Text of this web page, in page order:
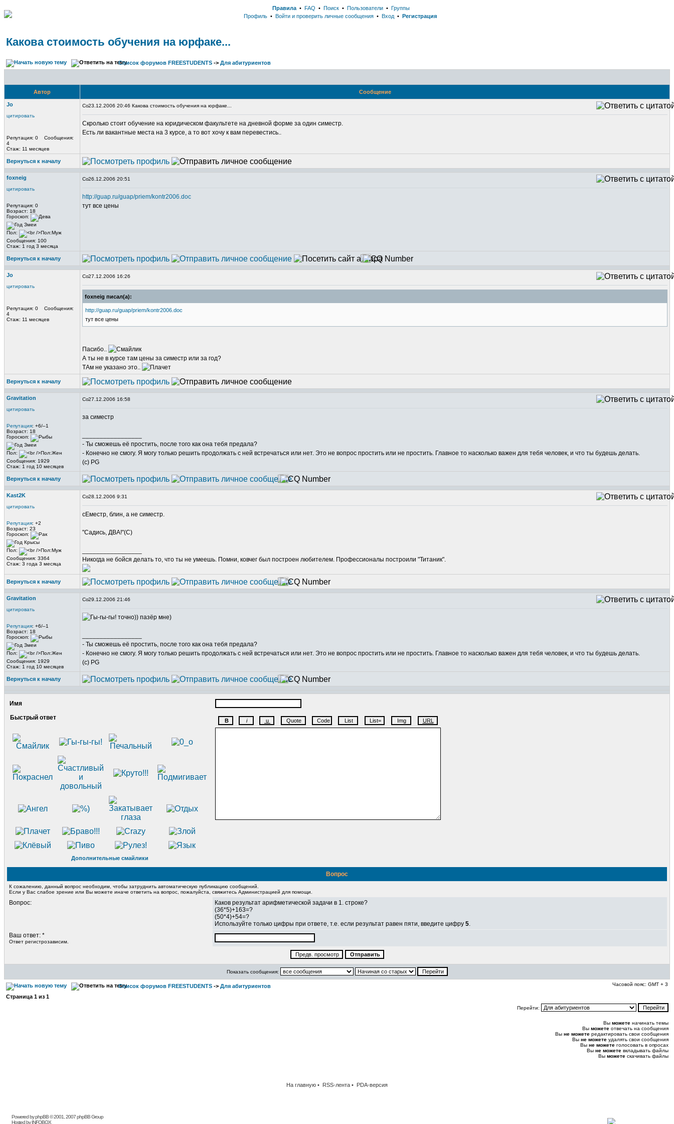
Правила • FAQ • Поиск • Пользователи • Группы
Профиль • Войти и проверить личные сообщения • Вход • Регистрация
Какова стоимость обучения на юрфаке...
Список форумов FREESTUDENTS -> Для абитуриентов
Автор Сообщение
Jo
цитировать
Репутация: 0 Сообщения:
4
Стаж: 11 месяцев
23.12.2006 20:46 Какова стоимость обучения на юрфаке...
Скролько стоит обучение на юридическом факультете на дневной форме за один симестр.
Есть ли вакантные места на 3 курсе, а то вот хочу к вам перевестись..
Вернуться к началу
foxneig
цитировать
Репутация: 0
Возраст: 18
Гороскоп:
Пол:
Сообщения: 100
Стаж: 1 год 3 месяца
26.12.2006 20:51
http://guap.ru/guap/priem/kontr2006.doc
тут все цены
Вернуться к началу
Jo
цитировать
Репутация: 0 Сообщения:
4
Стаж: 11 месяцев
27.12.2006 16:26
foxneig писал(а):
http://guap.ru/guap/priem/kontr2006.doc
тут все цены
Пасибо..
А ты не в курсе там цены за симестр или за год?
ТАм не указано это..
Вернуться к началу
Gravitation
цитировать
Репутация: +6/–1
Возраст: 18
Гороскоп:
Пол:
Сообщения: 1929
Стаж: 1 год 10 месяцев
27.12.2006 16:58
за симестр
- Ты сможешь её простить, после того как она тебя предала?
- Конечно не смогу. Я могу только решить продолжать с ней встречаться или нет. Это не вопрос простить или не простить. Главное то насколько важен для тебя человек, и что ты будешь делать.
(c) PG
Вернуться к началу
Kast2K
цитировать
Репутация: +2
Возраст: 23
Гороскоп:
Пол:
Сообщения: 3364
Стаж: 3 года 3 месяца
28.12.2006 9:31
сЕместр, блин, а не симестр.
"Садись, ДВА!"(С)
Никогда не бойся делать то, что ты не умеешь. Помни, ковчег был построен любителем. Профессионалы построили "Титаник".
Вернуться к началу
Gravitation
цитировать
Репутация: +6/–1
Возраст: 18
Гороскоп:
Пол:
Сообщения: 1929
Стаж: 1 год 10 месяцев
29.12.2006 21:46
точно)) пазёр мне)
- Ты сможешь её простить, после того как она тебя предала?
- Конечно не смогу. Я могу только решить продолжать с ней встречаться или нет. Это не вопрос простить или не простить. Главное то насколько важен для тебя человек, и что ты будешь делать.
(c) PG
Вернуться к началу
Имя
Быстрый ответ
Дополнительные смайлики
Вопрос
К сожалению, данный вопрос необходим, чтобы затруднить автоматическую публикацию сообщений.
Если у Вас слабое зрение или Вы можете иначе ответить на вопрос, пожалуйста, свяжитесь Администрацией для помощи.
Вопрос:
Каков результат арифметической задачи в 1. строке?
(36*5)+163=?
(50*4)+54=?
Используйте только цифры при ответе, т.е. если результат равен пяти, введите цифру 5.
Ваш ответ: *
Ответ регистрозависим.
Показать сообщения:
Список форумов FREESTUDENTS -> Для абитуриентов Часовой пояс: GMT + 3
Страница 1 из 1
Перейти:
Вы можете начинать темы
Вы можете отвечать на сообщения
Вы не можете редактировать свои сообщения
Вы не можете удалять свои сообщения
Вы не можете голосовать в опросах
Вы не можете вкладывать файлы
Вы можете скачивать файлы
На главную • RSS-лента • PDA-версия
Powered by phpBB © 2001, 2007 phpBB Group
Hosted by INFOBOX